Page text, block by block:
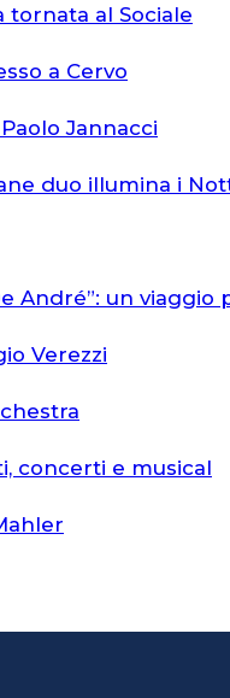
tornata al Sociale
a Cervo
Jannacci
duo illumina i
André”: un
Verezzi
concerti e musical